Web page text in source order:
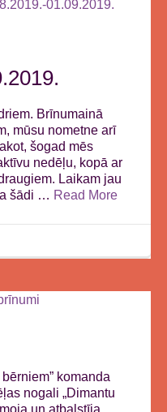
Brīnumainā
mūsu nometne arī
šogad mēs
nedēļu, kopā ar
Laikam jau
šādi … Read More
komanda
nogali „Dimantu
un atbalstīja